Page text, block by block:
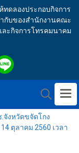
ดลองประกอบกิจการ
ำกับของสำนักงานคณะ
ละกิจการโทรคมนาคม
จังหวัดขจัดโกง
ตุลาคม 2560 เวลา